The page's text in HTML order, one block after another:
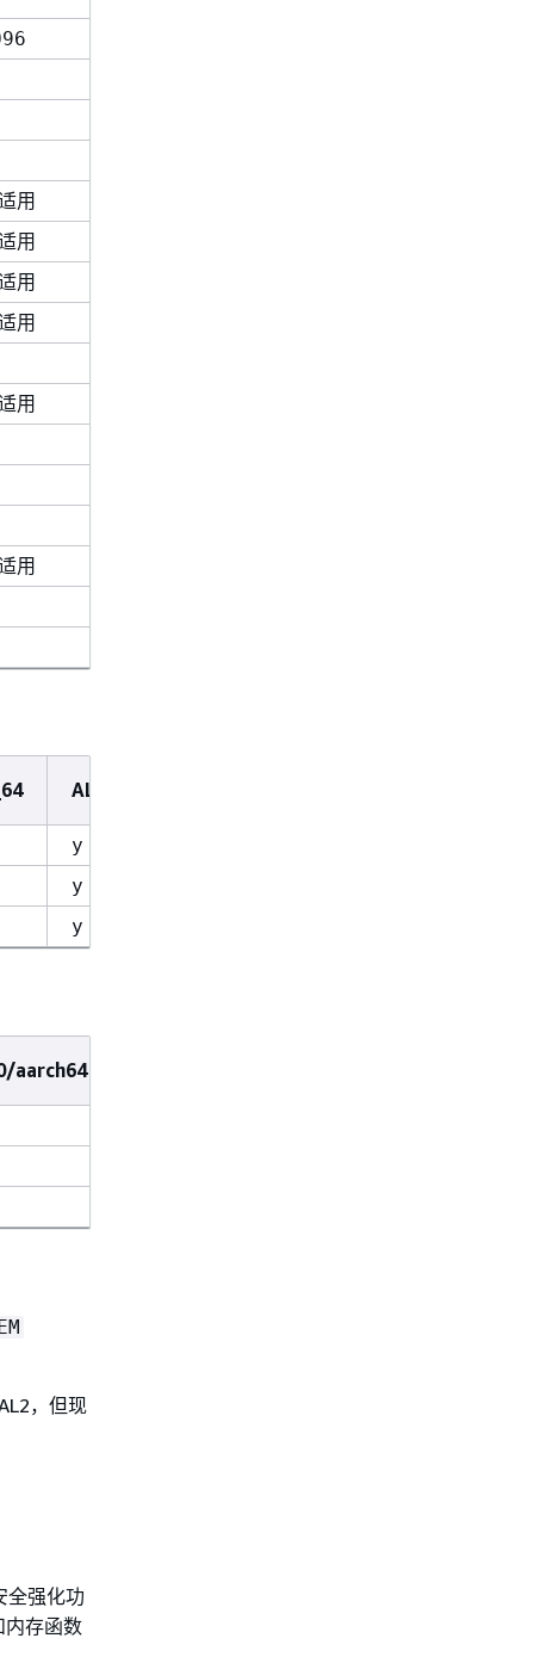
用
用
用
用
用
用
AL2023/6.1/x86_64
y
y
y
aarch64
，但现
全强化功
内存函数